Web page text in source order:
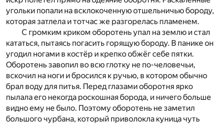
угольки попали на всклокоченную отшельничью бороду,
которая затлела и тотчас же разгорелась пламенем.
С громким криком оборотень упал на землю и стал
кататься, пытаясь погасить горящую бороду. В панике он
угодил ногами в костёр и крепко обжёг себе пятки.
Оборотень завопил во всю глотку не по-человечьи,
вскочил на ноги и бросился к ручью, в котором обычно
брал воду для питья. Перед глазами оборотня ярко
пылала его некогда роскошная борода, и ничего больше
видно ему не было. Поэтому оборотень не заметил
большого чурбана, который приволокла куница чуть